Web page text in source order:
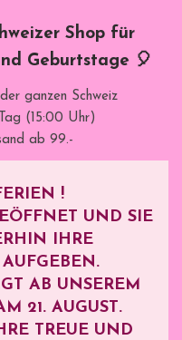
Shop für
Geburtstage 🎈
ganzen Schweiz
(15:00 Uhr)
ab 99.-
!
UND SIE
IHRE
AB UNSEREM
21. AUGUST.
TREUE UND